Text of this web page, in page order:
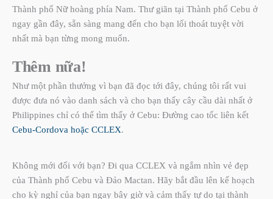
Thành phố Nữ hoàng phía Nam. Thư giãn tại Thành phố Cebu ở
ngay gần đây, sẵn sàng mang đến cho bạn lối thoát tuyệt vời
nhất mà bạn từng mong muốn.
Thêm nữa!
Như một phần thưởng vì bạn đã đọc tới đây, chúng tôi rất vui
được đưa nó vào danh sách và cho bạn thấy cây cầu dài nhất ở
Philippines chỉ có thể tìm thấy ở Cebu: Đường cao tốc liên kết
Cebu-Cordova hoặc CCLEX.
Không mới đối với bạn? Đi qua CCLEX và ngắm nhìn vẻ đẹp
của Thành phố Cebu và Đảo Mactan. Hãy bắt đầu lên kế hoạch
cho kỳ nghỉ của bạn ngay bây giờ và cảm thấy tự do tại thành